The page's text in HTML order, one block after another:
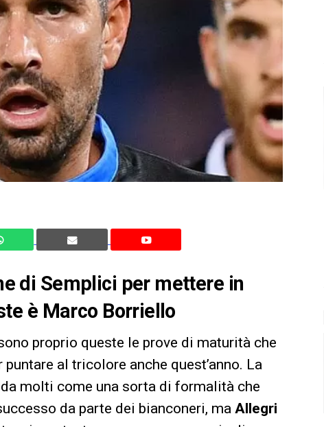
di Semplici per mettere in
è Marco Borriello
proprio queste le prove di maturità che
puntare al tricolore anche quest’anno. La
molti come una sorta di formalità che
da parte dei bianconeri, ma Allegri